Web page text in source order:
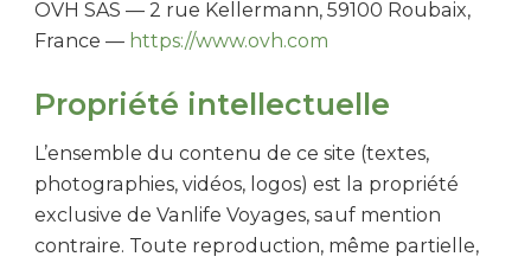
OVH SAS — 2 rue Kellermann, 59100 Roubaix,
France — https://www.ovh.com
Propriété intellectuelle
L’ensemble du contenu de ce site (textes,
photographies, vidéos, logos) est la propriété
exclusive de Vanlife Voyages, sauf mention
contraire. Toute reproduction, même partielle,